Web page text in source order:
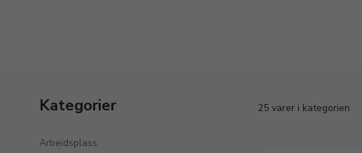
Kategorier
Arbeidsplass
25 varer i kategorien